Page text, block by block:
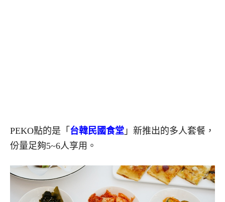
PEKO點的是「 台韓民國食堂 」新推出的多人套餐，
份量足夠5~6人享用。